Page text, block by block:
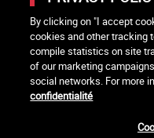
LES ORGANISMES
By clicking on "I accept
cookies and other tracking
compile statistics on site
of our marketing
social networks. For more
confidentialité